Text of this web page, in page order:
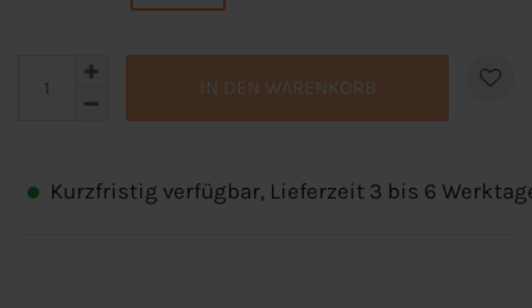
IN DEN WARENKORB
Kurzfristig verfügbar, Lieferzeit 3 bis 6